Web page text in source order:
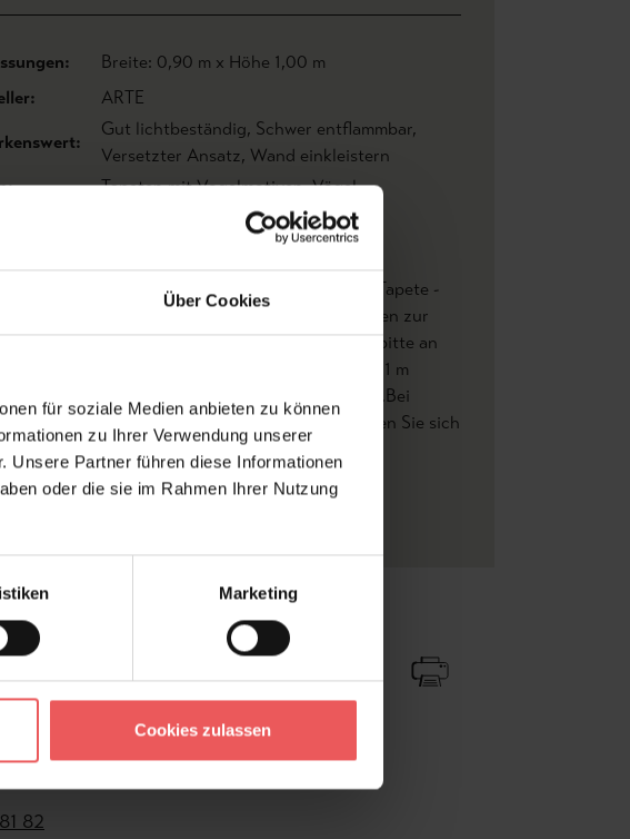
Über Cookies
für soziale Medien anbieten zu können
zu Ihrer Verwendung unserer
Unsere Partner führen diese Informationen
oder die sie im Rahmen Ihrer Nutzung
Marketing
Cookies zulassen
Breite: 0,90 m x Höhe 1,00 m
ARTE
Gut lichtbeständig, Schwer entflammbar,
Versetzter Ansatz, Wand einkleistern
Tapeten mit Vogelmotiven, Vögel
, Gold
Achtung: Preis bezieht sich auf 1 m Tapete -
Nur ganze Meter bestellbar.Bei Fragen zur
Mengenermittlung wenden Sie sich bitte an
, Achtung Preis bezieht sich auf 1 m
Tapete - Nur ganze Meter bestellbar.Bei
Fragen zur Mengenermittlung wenden Sie sich
bitte an uns.
Fauna
Zu Favoriten
82